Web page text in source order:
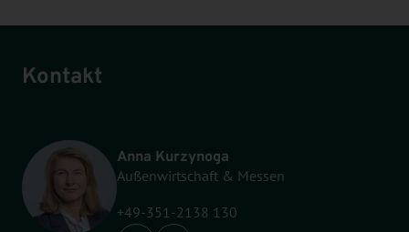
Kontakt
Anna Kurzynoga
Außenwirtschaft & Messen
+49-351-2138 130